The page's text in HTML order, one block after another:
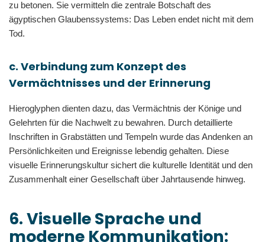
zu betonen. Sie vermitteln die zentrale Botschaft des
ägyptischen Glaubenssystems: Das Leben endet nicht mit dem
Tod.
c. Verbindung zum Konzept des
Vermächtnisses und der Erinnerung
Hieroglyphen dienten dazu, das Vermächtnis der Könige und
Gelehrten für die Nachwelt zu bewahren. Durch detaillierte
Inschriften in Grabstätten und Tempeln wurde das Andenken an
Persönlichkeiten und Ereignisse lebendig gehalten. Diese
visuelle Erinnerungskultur sichert die kulturelle Identität und den
Zusammenhalt einer Gesellschaft über Jahrtausende hinweg.
6. Visuelle Sprache und
moderne Kommunikation: